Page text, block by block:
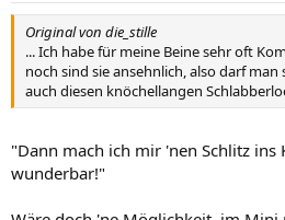
Original von die_stille
... Ich habe für meine Beine sehr oft
noch sind sie ansehnlich, also darf man
auch diesen knöchellangen
"Dann mach ich mir 'nen Schlitz ins
wunderbar!"